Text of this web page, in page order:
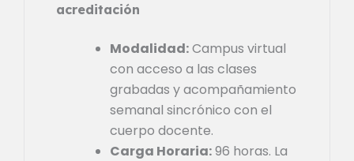
acreditación
Modalidad:Campus virtual
con acceso a las clases
grabadas y acompañamiento
semanal sincrónico con el
cuerpo docente.
Carga Horaria:96 horas. La